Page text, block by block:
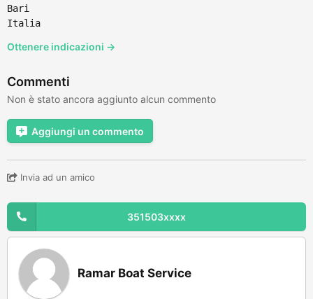
Bari
Italia
Ottenere indicazioni →
Commenti
Non è stato ancora aggiunto alcun commento
Aggiungi un commento
Invia ad un amico
351503xxxx
Ramar Boat Service